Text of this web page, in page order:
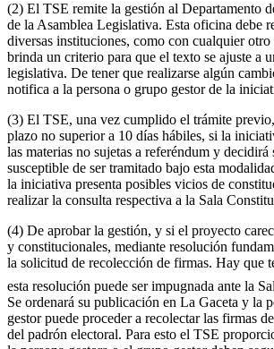
(2) El TSE remite la gestión al Departamento
de la Asamblea Legislativa. Esta oficina debe
diversas instituciones, como con cualquier
brinda un criterio para que el texto se ajuste a
legislativa. De tener que realizarse algún
notifica a la persona o grupo gestor de la
(3) El TSE, una vez cumplido el trámite
plazo no superior a 10 días hábiles, si la
las materias no sujetas a referéndum y decidirá
susceptible de ser tramitado bajo esta
la iniciativa presenta posibles vicios de
realizar la consulta respectiva a la Sala
(4) De aprobar la gestión, y si el proyecto
y constitucionales, mediante resolución
la solicitud de recolección de firmas. Hay que
esta resolución puede ser impugnada ante la
Se ordenará su publicación en La Gaceta y la
gestor puede proceder a recolectar las firmas
del padrón electoral. Para esto el TSE